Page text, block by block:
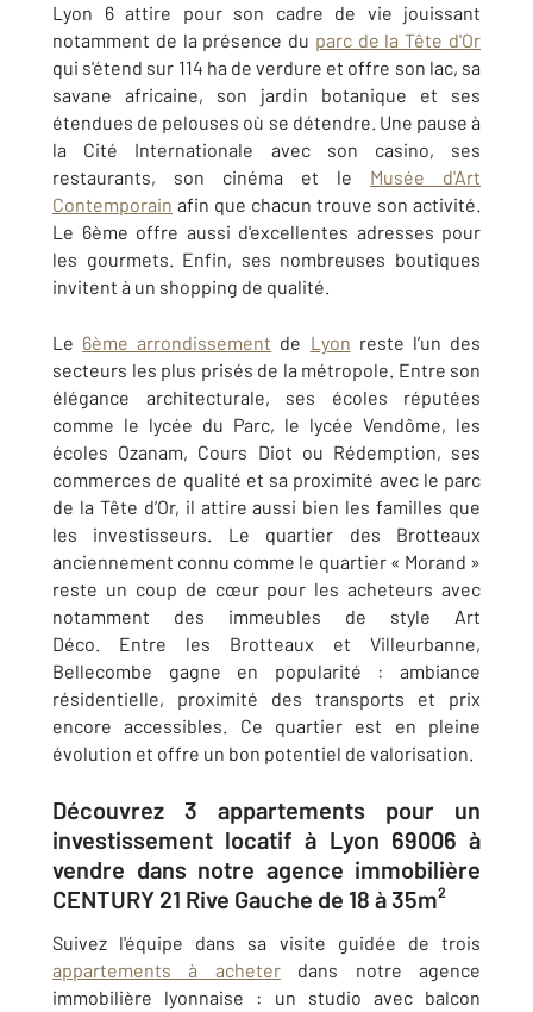
Lyon 6 attire pour son cadre de vie jouissant
notamment de la présence du parc de la Tête d'Or
qui s'étend sur 114 ha de verdure et offre son lac, sa
savane africaine, son jardin botanique et ses
étendues de pelouses où se détendre. Une pause à
la Cité Internationale avec son casino, ses
restaurants, son cinéma et le Musée d'Art
Contemporain afin que chacun trouve son activité.
Le 6ème offre aussi d'excellentes adresses pour
les gourmets. Enfin, ses nombreuses boutiques
invitent à un shopping de qualité.
Le 6ème arrondissement de Lyon reste l’un des
secteurs les plus prisés de la métropole. Entre son
élégance architecturale, ses écoles réputées
comme le lycée du Parc, le lycée Vendôme, les
écoles Ozanam, Cours Diot ou Rédemption, ses
commerces de qualité et sa proximité avec le parc
de la Tête d’Or, il attire aussi bien les familles que
les investisseurs. Le quartier des Brotteaux
anciennement connu comme le quartier « Morand »
reste un coup de cœur pour les acheteurs avec
notamment des immeubles de style Art
Déco. Entre les Brotteaux et Villeurbanne,
Bellecombe gagne en popularité : ambiance
résidentielle, proximité des transports et prix
encore accessibles. Ce quartier est en pleine
évolution et offre un bon potentiel de valorisation.
Découvrez ​3​ appartements pour un
investissement locatif à Lyon 69006​ à
vendre dans notre agence immobilière
CENTURY 21 Rive Gauche​ de 18 à 35m²
Suivez l'équipe dans sa visite guidée de trois
appartements à acheterdans notre agence
immobilière lyonnaise : un studio avec balcon​